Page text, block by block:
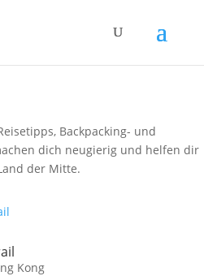
Backpacking- und
dich neugierig und helfen dir
der Mitte.
Kong